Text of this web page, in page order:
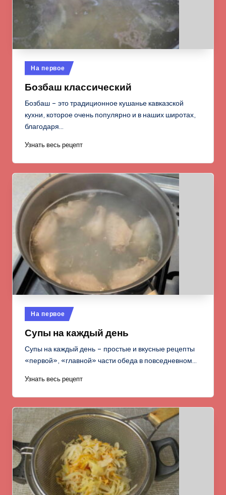
Опубликовано
в
На первое
Бозбаш классический
Бозбаш – это традиционное кушанье кавказской
кухни, которое очень популярно и в наших широтах,
благодаря…
Узнать весь рецепт
Опубликовано
в
На первое
Супы на каждый день
Супы на каждый день – простые и вкусные рецепты
«первой», «главной» части обеда в повседневном…
Узнать весь рецепт